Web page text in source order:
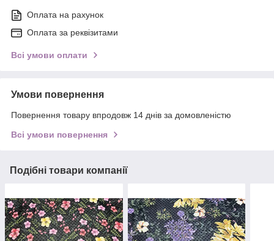
Оплата на рахунок
Оплата за реквізитами
Всі умови оплати
Умови повернення
Повернення товару впродовж 14 днів за домовленістю
Всі умови повернення
Подібні товари компанії